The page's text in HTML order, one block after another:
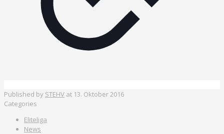
Published by STEHV at 13. Oktober 2016
Categories
Eliteliga
News